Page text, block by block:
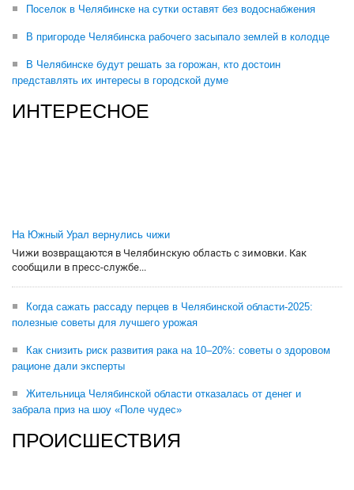
Поселок в Челябинске на сутки оставят без водоснабжения
В пригороде Челябинска рабочего засыпало землей в колодце
В Челябинске будут решать за горожан, кто достоин
представлять их интересы в городской думе
ИНТЕРЕСНОЕ
На Южный Урал вернулись чижи
Чижи возвращаются в Челябинскую область с зимовки. Как
сообщили в пресс-службе...
Когда сажать рассаду перцев в Челябинской области-2025:
полезные советы для лучшего урожая
Как снизить риск развития рака на 10–20%: советы о здоровом
рационе дали эксперты
Жительница Челябинской области отказалась от денег и
забрала приз на шоу «Поле чудес»
ПРОИСШЕСТВИЯ